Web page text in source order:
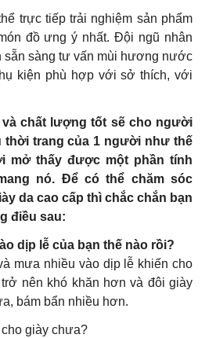
trực tiếp trải nghiệm sản phẩm
đồ ưng ý nhất. Đội ngũ nhân
sẵn sàng tư vấn mùi hương nước
kiện phù hợp với sở thích, với
và chất lượng tốt sẽ cho người
thời trang của 1 người như thế
mở thấy được một phần tính
nó. Để có thể chăm sóc
da cao cấp thì chắc chắn bạn
điều sau:
dịp lễ của bạn thế nào rồi?
mưa nhiều vào dịp lễ khiến cho
nên khó khăn hơn và đôi giày
bám bẩn nhiều hơn.
giày chưa?